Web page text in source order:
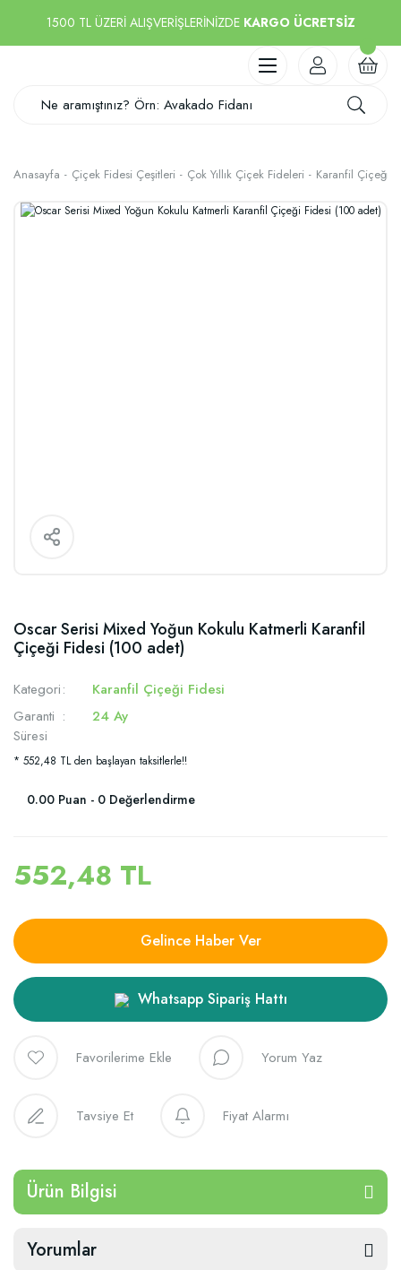
1500 TL ÜZERİ ALIŞVERİŞLERİNİZDE KARGO ÜCRETSİZ
Anasayfa Çiçek Fidesi Çeşitleri Çok Yıllık Çiçek Fideleri Karanfil Çiçeği
Oscar Serisi Mixed Yoğun Kokulu Katmerli Karanfil
Çiçeği Fidesi (100 adet)
Kategori
Karanfil Çiçeği Fidesi
Garanti
Süresi
24 Ay
* 552,48 TL den başlayan taksitlerle!!
0.00 Puan - 0 Değerlendirme
552,48 TL
Gelince Haber Ver
Whatsapp Sipariş Hattı
Yorum Yaz
Tavsiye Et Fiyat Alarmı
Ürün Bilgisi
Yorumlar